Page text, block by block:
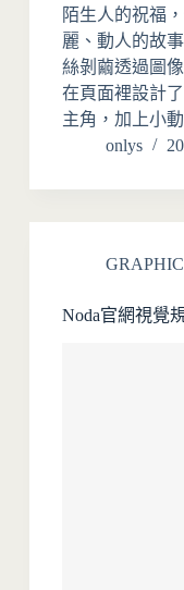
陌生人的祝福
麗、動人的故
絲剝繭透過圖
在頁面裡設計
主角，加上小
onlys
Noda官網視覺